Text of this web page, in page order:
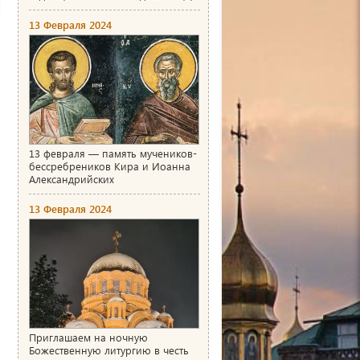
13 Февраля 2024
13 февраля — память мучеников-
бессребреников Кира и Иоанна
Александрийских
13 Февраля 2024
Приглашаем на ночную
Божественную литургию в честь